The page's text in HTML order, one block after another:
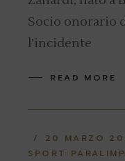
Socio onorario
l’incidente
READ MORE
20 MARZO
SPORT